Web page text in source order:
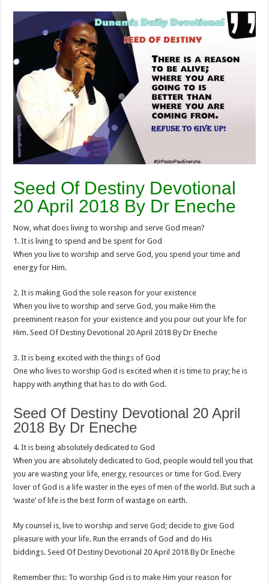
Seed Of Destiny Devotional
20 April 2018 By Dr Eneche
Now, what does living to worship and serve God mean?
1. It is living to spend and be spent for God
When you live to worship and serve God, you spend your time and
energy for Him.
2. It is making God the sole reason for your existence
When you live to worship and serve God, you make Him the
preeminent reason for your existence and you pour out your life for
Him. Seed Of Destiny Devotional 20 April 2018 By Dr Eneche
3. It is being excited with the things of God
One who lives to worship God is excited when it is time to pray; he is
happy with anything that has to do with God.
Seed Of Destiny Devotional 20 April
2018 By Dr Eneche
4. It is being absolutely dedicated to God
When you are absolutely dedicated to God, people would tell you that
you are wasting your life, energy, resources or time for God. Every
lover of God is a life waster in the eyes of men of the world. But such a
‘waste’ of life is the best form of wastage on earth.
My counsel is, live to worship and serve God; decide to give God
pleasure with your life. Run the errands of God and do His
biddings. Seed Of Destiny Devotional 20 April 2018 By Dr Eneche
Remember this: To worship God is to make Him your reason for